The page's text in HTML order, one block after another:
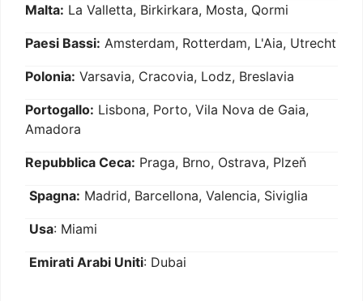
Malta: La Valletta, Birkirkara, Mosta, Qormi
Paesi Bassi: Amsterdam, Rotterdam, L'Aia, Utrecht
Polonia: Varsavia, Cracovia, Lodz, Breslavia
Portogallo: Lisbona, Porto, Vila Nova de Gaia,
Amadora
Repubblica Ceca: Praga, Brno, Ostrava, Plzeň
Spagna: Madrid, Barcellona, Valencia, Siviglia
Usa: Miami
Emirati Arabi Uniti: Dubai